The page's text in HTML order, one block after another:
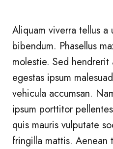
Aliquam viverra tellus a
bibendum. Phasellus
molestie. Sed
egestas ipsum
vehicula accumsan.
ipsum porttitor
quis mauris vulputate
fringilla mattis. Aenean